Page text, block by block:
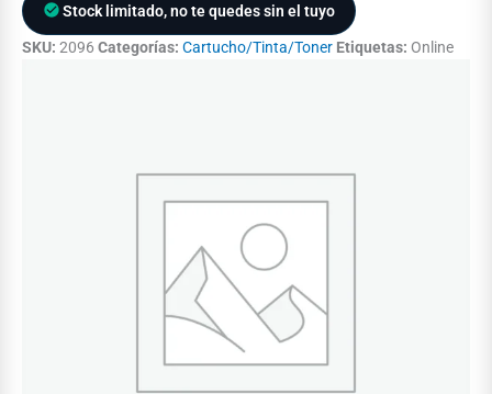
Stock limitado, no te quedes sin el tuyo
SKU: 2096 Categorías: Cartucho/Tinta/Toner Etiquetas: Online